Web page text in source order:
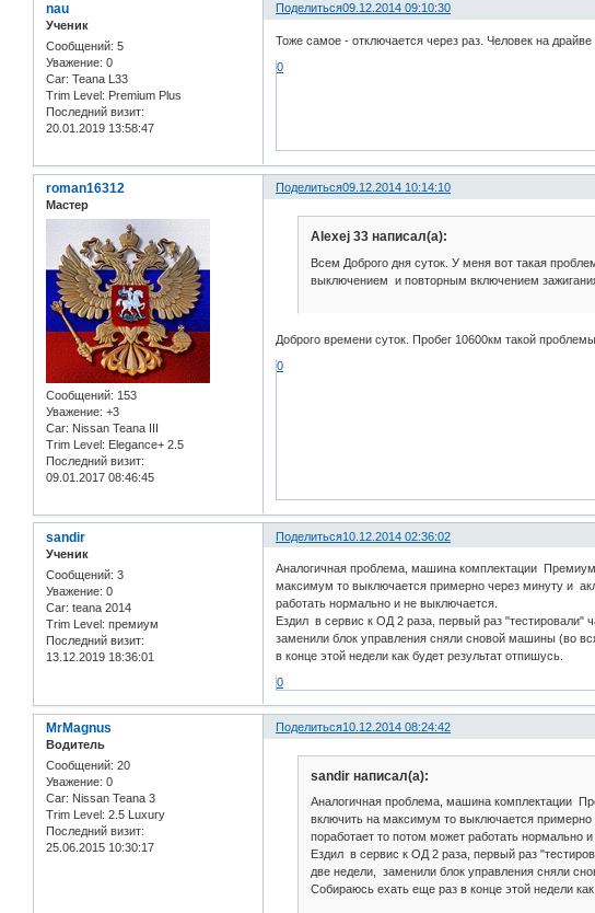
Поделиться09.12.2014 09:10:30
nau
Ученик
Сообщений: 5
Уважение: 0
Car: Teana L33
Trim Level: Premium Plus
Последний визит:
20.01.2019 13:58:47
Тоже самое - отключается через раз. Человек на
0
Поделиться09.12.2014 10:14:10
roman16312
Мастер
Сообщений: 153
Уважение: +3
Car: Nissan Teana III
Trim Level: Elegance+ 2.5
Последний визит:
09.01.2017 08:46:45
Alexej 33 написал(а):
Всем Доброго дня суток. У меня вот такая
выключением и повторным включением
Доброго времени суток. Пробег 10600км такой
0
Поделиться10.12.2014 02:36:02
sandir
Ученик
Сообщений: 3
Уважение: 0
Car: teana 2014
Trim Level: премиум
Последний визит:
13.12.2019 18:36:01
Аналогичная проблема, машина комплектации Премиум
максимум то выключается примерно через минуту и
работать нормально и не выключается.
Ездил в сервис к ОД 2 раза, первый раз "тестировали"
заменили блок управления сняли сновой машины (во
в конце этой недели как будет результат отпишусь.
0
Поделиться10.12.2014 08:24:42
MrMagnus
Водитель
Сообщений: 20
Уважение: 0
Car: Nissan Teana 3
Trim Level: 2.5 Luxury
Последний визит:
25.06.2015 10:30:17
sandir написал(а):
Аналогичная проблема, машина комплектации
включить на максимум то выключается
поработает то потом может работать нормально
Ездил в сервис к ОД 2 раза, первый раз
две недели, заменили блок управления сняли
Собираюсь ехать еще раз в конце этой недели